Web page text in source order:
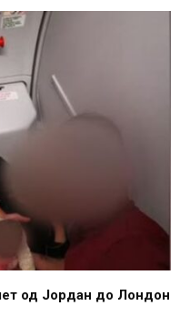
од Јордан до Лондон